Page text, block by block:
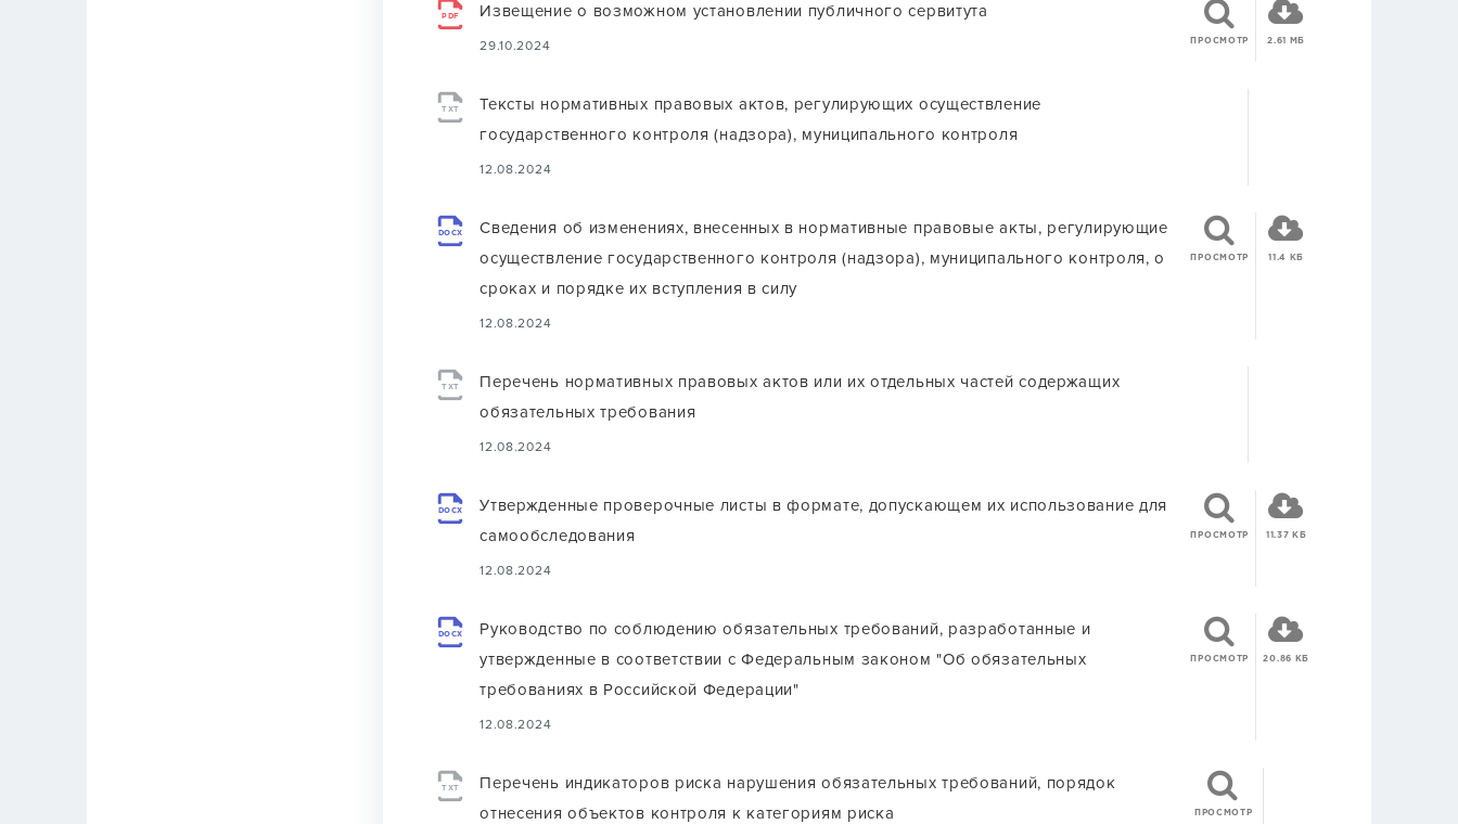
PDF Извещение о возможном установлении публичного сервитута
29.10.2024 ПРОСМОТР 2.61 МБ
TXT
Тексты нормативных правовых актов, регулирующих осуществление
государственного контроля (надзора), муниципального контроля
12.08.2024
DOCX
Сведения об изменениях, внесенных в нормативные правовые акты, регулирующие
осуществление государственного контроля (надзора), муниципального контроля, о
сроках и порядке их вступления в силу
12.08.2024
ПРОСМОТР 11.4 КБ
TXT
Перечень нормативных правовых актов или их отдельных частей содержащих
обязательных требования
12.08.2024
DOCX
Утвержденные проверочные листы в формате, допускающем их использование для
самообследования
12.08.2024
ПРОСМОТР 11.37 КБ
DOCX
Руководство по соблюдению обязательных требований, разработанные и
утвержденные в соответствии с Федеральным законом "Об обязательных
требованиях в Российской Федерации"
12.08.2024
ПРОСМОТР 20.86 КБ
TXT
Перечень индикаторов риска нарушения обязательных требований, порядок
отнесения объектов контроля к категориям риска
ПРОСМОТР